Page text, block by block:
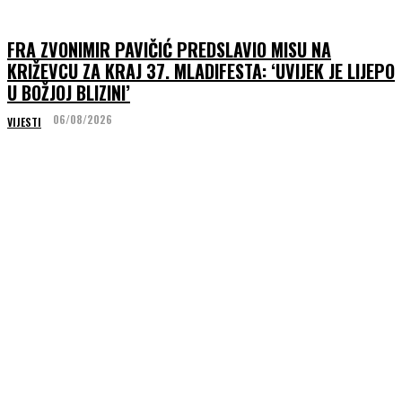
FRA ZVONIMIR PAVIČIĆ PREDSLAVIO MISU NA
KRIŽEVCU ZA KRAJ 37. MLADIFESTA: ‘UVIJEK JE LIJEPO
U BOŽJOJ BLIZINI’
VIJESTI 06/08/2026